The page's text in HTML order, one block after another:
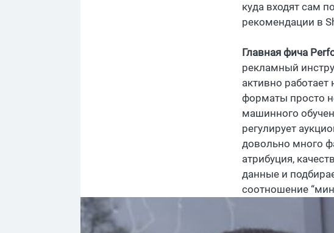
куда входят сам
рекомендации в
Главная фича
рекламный
активно
форматы просто
машинного
регулирует
довольно много
атрибуция,
данные и
соотношение